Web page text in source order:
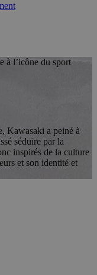
à l’icône du sport
Kawasaki a peiné à
séduire par la
inspirés de la culture
et son identité et